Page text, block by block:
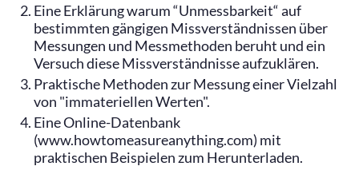
Eine Erklärung warum “Unmessbarkeit“ auf
bestimmten gängigen Missverständnissen über
Messungen und Messmethoden beruht und ein
Versuch diese Missverständnisse aufzuklären.
Praktische Methoden zur Messung einer Vielzahl
von "immateriellen Werten".
Eine Online-Datenbank
(www.howtomeasureanything.com) mit
praktischen Beispielen zum Herunterladen.